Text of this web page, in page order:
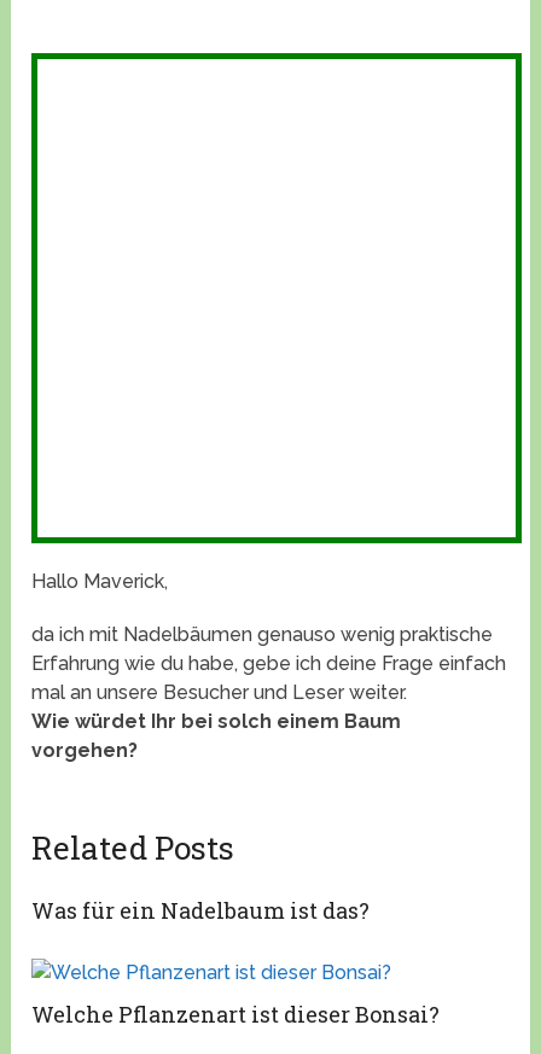
Hallo Maverick,
da ich mit Nadelbäumen genauso wenig praktische
Erfahrung wie du habe, gebe ich deine Frage einfach
mal an unsere Besucher und Leser weiter.
Wie würdet Ihr bei solch einem Baum
vorgehen?
Related Posts
Was für ein Nadelbaum ist das?
Welche Pflanzenart ist dieser Bonsai?